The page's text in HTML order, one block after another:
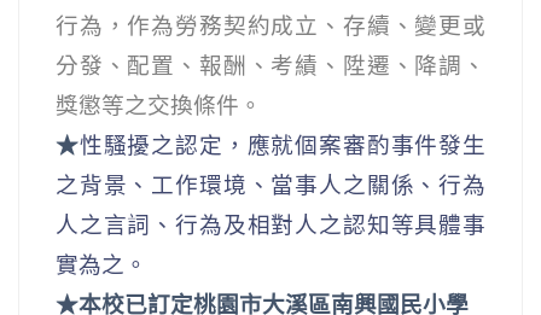
行為，作為勞務契約成立、存續、變更或
分發、配置、報酬、考績、陞遷、降調、
獎懲等之交換條件。
★性騷擾之認定，應就個案審酌事件發生
之背景、工作環境、當事人之關係、行為
人之言詞、行為及相對人之認知等具體事
實為之。
★本校已訂定桃園市大溪區南興國民小學